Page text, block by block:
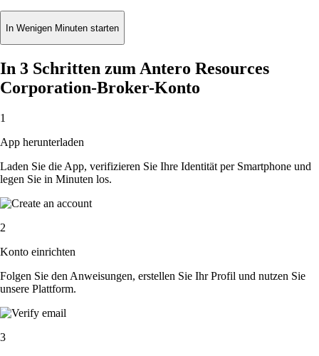
In Wenigen Minuten starten
In 3 Schritten zum Antero Resources
Corporation-Broker-Konto
1
App herunterladen
Laden Sie die App, verifizieren Sie Ihre Identität per Smartphone und
legen Sie in Minuten los.
2
Konto einrichten
Folgen Sie den Anweisungen, erstellen Sie Ihr Profil und nutzen Sie
unsere Plattform.
3